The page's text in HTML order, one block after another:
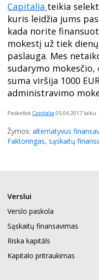
Capitalia teikia
kuris leidžia jums
kada norite
mokestį už tiek
paslauga. Mes
sudarymo
suma viršija 1000
administravimo
Paskelbė Capitalia 05.06.2017 laiku.
Žymos: alternatyvus
Faktoringas, sąskaitų
Verslui
Verslo paskola
Sąskaitų finansavimas
Riska kapitāls
Kapitalo pritraukimas